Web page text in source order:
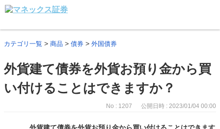
カテゴリ一覧 > 商品 > 債券 > 外国債券
外貨建て債券を外貨お預り金から買
い付けることはできますか？
No : 1207 公開日時 : 2023/01/04 00:00
外貨建て債券を外貨お預り金から買い付けることはできます